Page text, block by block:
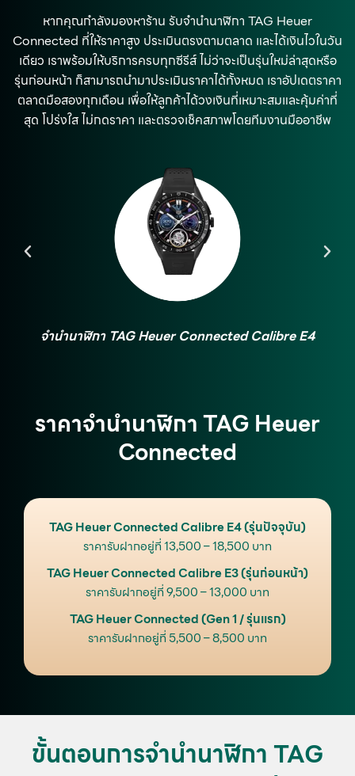
หากคุณกำลังมองหาร้าน รับจำนำนาฬิกา TAG Heuer
Connected ที่ให้ราคาสูง ประเมินตรงตามตลาด และได้เงินไวในวัน
เดียว เราพร้อมให้บริการครบทุกซีรีส์ ไม่ว่าจะเป็นรุ่นใหม่ล่าสุดหรือ
รุ่นก่อนหน้า ก็สามารถนำมาประเมินราคาได้ทั้งหมด เราอัปเดตราคา
ตลาดมือสองทุกเดือน เพื่อให้ลูกค้าได้วงเงินที่เหมาะสมและคุ้มค่าที่
สุด โปร่งใส ไม่กดราคา และตรวจเช็คสภาพโดยทีมงานมืออาชีพ
จำนำนาฬิกา TAG Heuer Connected Calibre E3
ราคาจำนำนาฬิกา TAG Heuer
Connected
TAG Heuer Connected Calibre E4 (รุ่นปัจจุบัน)
ราคารับฝากอยู่ที่ 13,500 – 18,500 บาท
TAG Heuer Connected Calibre E3 (รุ่นก่อนหน้า)
ราคารับฝากอยู่ที่ 9,500 – 13,000 บาท
TAG Heuer Connected (Gen 1 / รุ่นแรก)
ราคารับฝากอยู่ที่ 5,500 – 8,500 บาท
ขั้นตอนการจำนำนาฬิกา TAG